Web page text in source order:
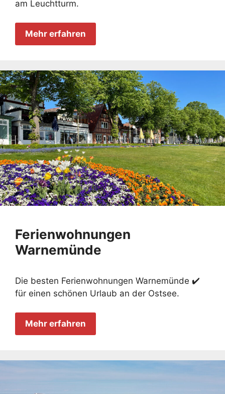
am Leuchtturm.
Mehr erfahren
Ferienwohnungen
Warnemünde
Die besten Ferienwohnungen Warnemünde ✔️
für einen schönen Urlaub an der Ostsee.
Mehr erfahren